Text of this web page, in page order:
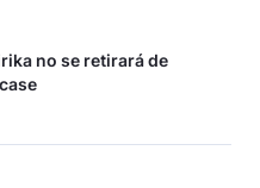
no se retirará de